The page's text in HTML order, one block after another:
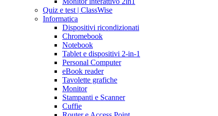
Quiz e test | ClassWise
Informatica
Dispositivi ricondizionati
Chromebook
Notebook
Tablet e dispositivi 2-in-1
Personal Computer
eBook reader
Tavolette grafiche
Monitor
Stampanti e Scanner
Cuffie